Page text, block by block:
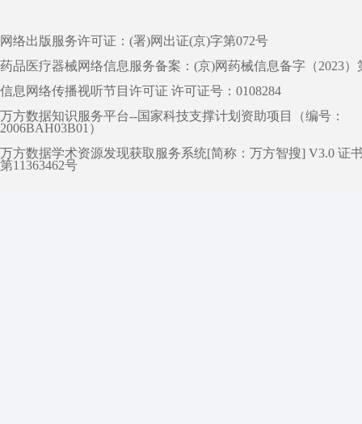
网络出版服务许可证：(署)网出证(京)字第072号
药品医疗器械网络信息服务备案：(京)网药械信息备字（2023）
信息网络传播视听节目许可证 许可证号：0108284
万方数据知识服务平台--国家科技支撑计划资助项目（编号：
2006BAH03B01）
万方数据学术资源发现获取服务系统[简称：万方智搜] V3.0 证
第11363462号